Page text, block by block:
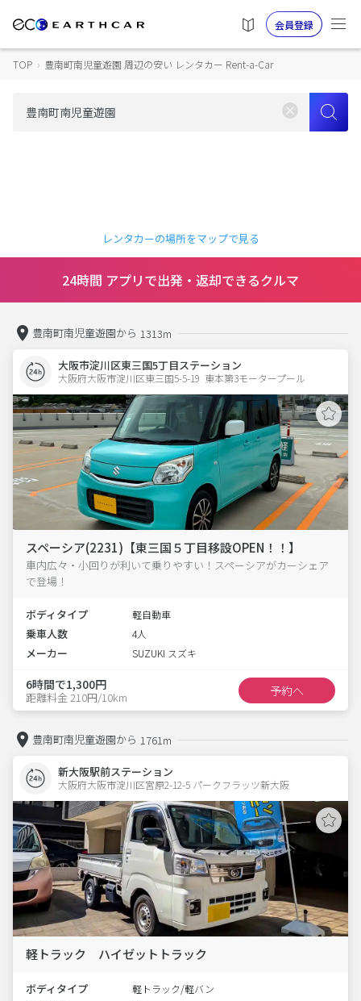
会員登録
TOP › 豊南町南児童遊園 周辺の安い レンタカー Rent-a-Car
レンタカーの場所をマップで見る
24時間 アプリで出発・返却できるクルマ
豊南町南児童遊園から 1313m
大阪市淀川区東三国5丁目ステーション
大阪府大阪市淀川区東三国5-5-19  東本第3モータープール
スペーシア(2231)【東三国５丁目移設OPEN！！】
車内広々・小回りが利いて乗りやすい！スペーシアがカーシェア
で登場！
ボディタイプ 軽自動車
乗車人数 4人
メーカー SUZUKI スズキ
6時間で1,300円
距離料金 210円/10km 予約へ
豊南町南児童遊園から 1761m
新大阪駅前ステーション
大阪府大阪市淀川区宮原2-12-5 パークフラッツ新大阪
軽トラック ハイゼットトラック
ボディタイプ 軽トラック/軽バン